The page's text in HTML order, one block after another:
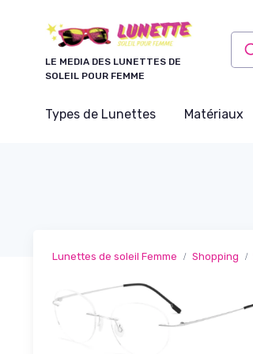
LE MEDIA DES LUNETTES DE
SOLEIL POUR FEMME
Types de Lunettes Matériaux
Lunettes de soleil Femme Shopping